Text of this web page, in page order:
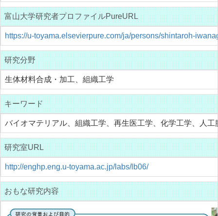
富山大学研究者プロファイルPureURL
https://u-toyama.elsevierpure.com/ja/persons/shintaroh-
研究分野
生体材料合成・加工、組織工学
キーワード
バイオマテリアル、組織工学、再生医工学、化学工学、人工
研究室URL
http://enghp.eng.u-toyama.ac.jp/labs/lb06/
おもな研究内容